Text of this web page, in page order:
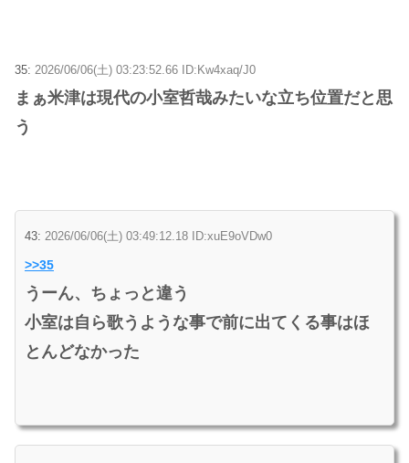
35: 2026/06/06(土) 03:23:52.66 ID:Kw4xaq/J0
まぁ米津は現代の小室哲哉みたいな立ち位置だと思
う
43: 2026/06/06(土) 03:49:12.18 ID:xuE9oVDw0
>>35
うーん、ちょっと違う
小室は自ら歌うような事で前に出てくる事はほ
とんどなかった